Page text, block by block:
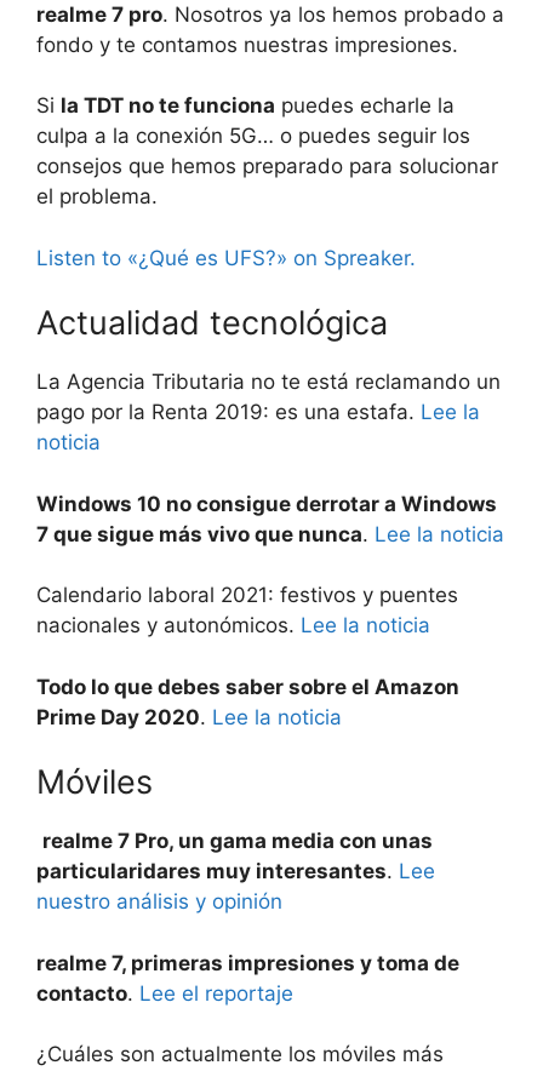
realme 7 pro. Nosotros ya los hemos probado a
fondo y te contamos nuestras impresiones.
Si la TDT no te funciona puedes echarle la
culpa a la conexión 5G… o puedes seguir los
consejos que hemos preparado para solucionar
el problema.
Listen to «¿Qué es UFS?» on Spreaker.
Actualidad tecnológica
La Agencia Tributaria no te está reclamando un
pago por la Renta 2019: es una estafa. Lee la
noticia
Windows 10 no consigue derrotar a Windows
7 que sigue más vivo que nunca. Lee la noticia
Calendario laboral 2021: festivos y puentes
nacionales y autonómicos. Lee la noticia
Todo lo que debes saber sobre el Amazon
Prime Day 2020. Lee la noticia
Móviles
realme 7 Pro, un gama media con unas
particularidares muy interesantes. Lee
nuestro análisis y opinión
realme 7, primeras impresiones y toma de
contacto. Lee el reportaje
¿Cuáles son actualmente los móviles más